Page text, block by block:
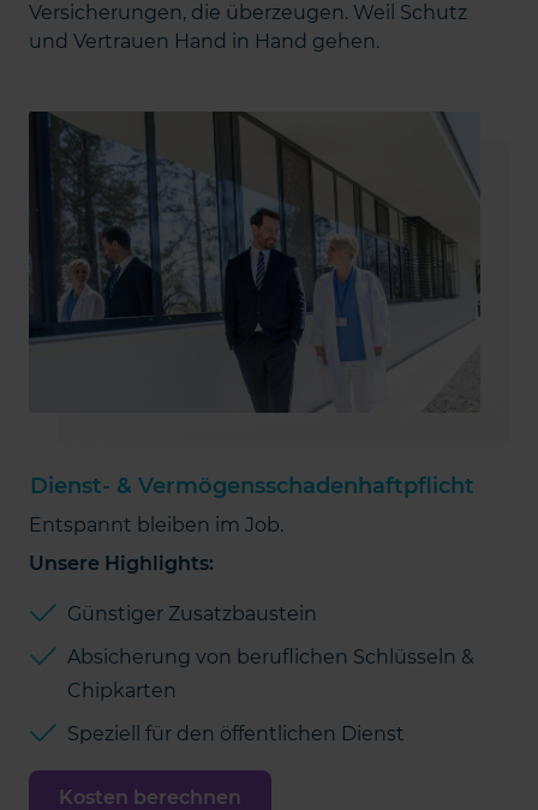
Versicherungen, die überzeugen. Weil Schutz
und Vertrauen Hand in Hand gehen.
Dienst- & Vermögensschadenhaftpflicht
Entspannt bleiben im Job.
Unsere Highlights:
Günstiger Zusatzbaustein
Absicherung von beruflichen Schlüsseln &
Chipkarten
Speziell für den öffentlichen Dienst
Kosten berechnen